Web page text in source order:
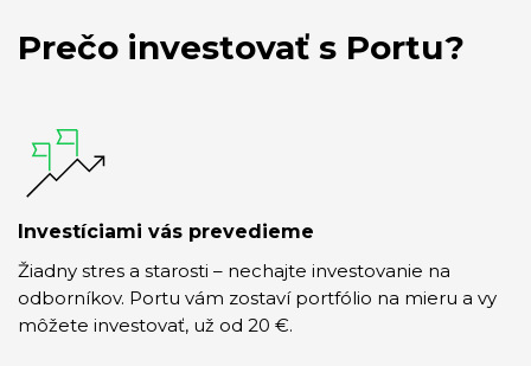
Prečo investovať s Portu?
Investíciami vás prevedieme
Žiadny stres a starosti – nechajte investovanie na
odborníkov. Portu vám zostaví portfólio na mieru a vy
môžete investovať, už od 20 €.